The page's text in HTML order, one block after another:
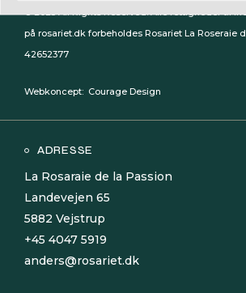
© 2023 All Rights Reserved: Alle rettigheder til
på rosariet.dk forbeholdes Rosariet La Roseraie
42652377
Webkoncept: Courage Design
ADRESSE
La Rosaraie de la Passion
Landevejen 65
5882 Vejstrup
+45 4047 5919
anders@rosariet.dk